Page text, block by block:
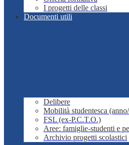
I progetti delle classi
Documenti utili
Delibere
Mobilità studentesca
FSL (ex-P.C.T.O.)
Aree: famiglie-studenti e
Archivio progetti scolastici